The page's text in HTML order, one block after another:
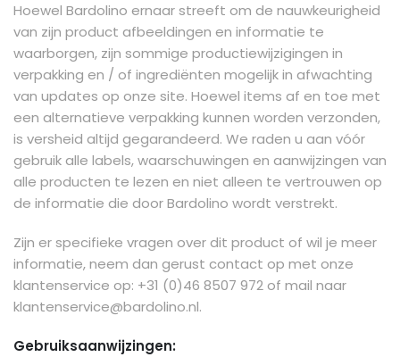
Hoewel Bardolino ernaar streeft om de nauwkeurigheid
van zijn product afbeeldingen en informatie te
waarborgen, zijn sommige productiewijzigingen in
verpakking en / of ingrediënten mogelijk in afwachting
van updates op onze site. Hoewel items af en toe met
een alternatieve verpakking kunnen worden verzonden,
is versheid altijd gegarandeerd. We raden u aan vóór
gebruik alle labels, waarschuwingen en aanwijzingen van
alle producten te lezen en niet alleen te vertrouwen op
de informatie die door Bardolino wordt verstrekt.
Zijn er specifieke vragen over dit product of wil je meer
informatie, neem dan gerust contact op met onze
klantenservice op: +31 (0)46 8507 972 of mail naar
klantenservice@bardolino.nl.
Gebruiksaanwijzingen: